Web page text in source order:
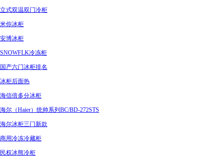
立式双温双门冷柜
米你冰柜
安博冰柜
SNOWFLK冷冻柜
国产六门冰柜排名
冰柜后面热
海信倍多分冰柜
海尔（Haier）统帅系列BC/BD-272STS
海尔冰柜三门新款
商用冷冻冷藏柜
民权冰熊冷柜